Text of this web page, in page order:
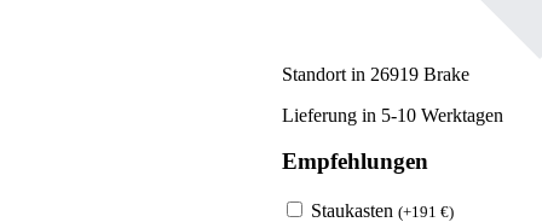
Standort in 26919 Brake
Lieferung in 5-10 Werktagen
Empfehlungen
Staukasten (+191 €)